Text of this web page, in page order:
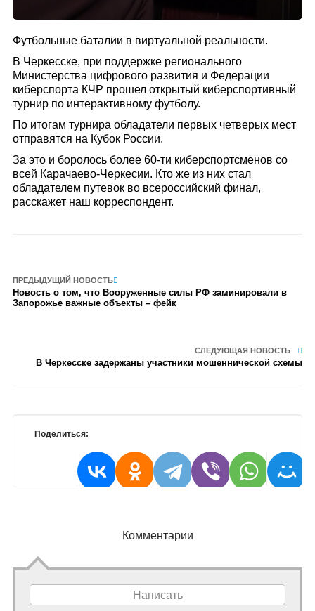
Футбольные баталии в виртуальной реальности.
В Черкесске, при поддержке регионального
Министерства цифрового развития и Федерации
киберспорта КЧР прошел открытый киберспортивный
турнир по интерактивному футболу.
По итогам турнира обладатели первых четверых мест
отправятся на Кубок России.
За это и боролось более 60-ти киберспортсменов со
всей Карачаево-Черкесии. Кто же из них стал
обладателем путевок во всероссийский финал,
расскажет наш корреспондент.
ПРЕДЫДУЩИЙ НОВОСТЬ
Новость о том, что Вооруженные силы РФ заминировали в
Запорожье важные объекты – фейк
СЛЕДУЮЩАЯ НОВОСТЬ
В Черкесске задержаны участники мошеннической схемы
Поделиться:
Комментарии
Написать